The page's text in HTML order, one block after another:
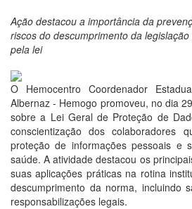
Ação destacou a importância da
riscos do descumprimento da
pela lei
O Hemocentro Coordenador
Albernaz - Hemogo promoveu, no dia
sobre a Lei Geral de Proteção de
conscientização dos colaboradores
proteção de informações pessoais e
saúde. A atividade destacou os
suas aplicações práticas na rotina
descumprimento da norma, incluindo
responsabilizações legais.